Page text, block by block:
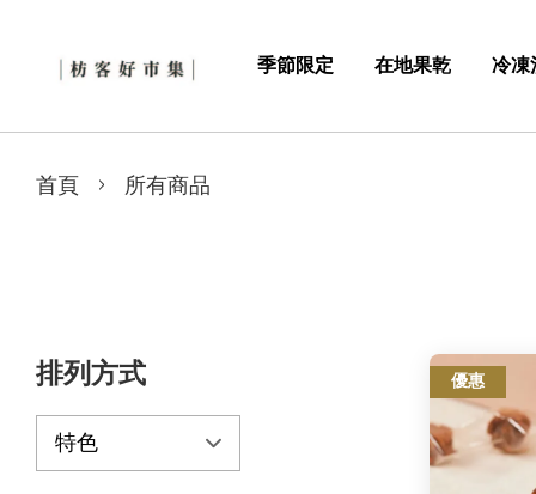
季節限定 在地果乾 冷凍
首頁 › 所有商品
排列方式 優惠